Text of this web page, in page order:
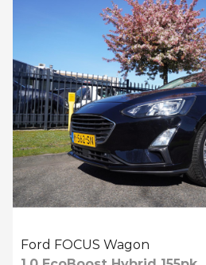
Ford FOCUS Wagon